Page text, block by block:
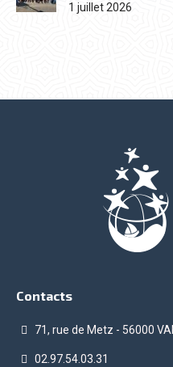
1 juillet 2026
Contacts
71, rue de Metz - 56000
02.97.54.03.31